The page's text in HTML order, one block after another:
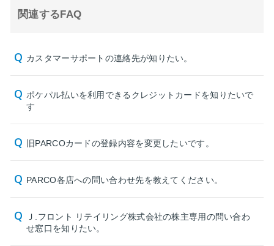
関連するFAQ
カスタマーサポートの連絡先が知りたい。
ポケパル払いを利用できるクレジットカードを知りたいで
す
旧PARCOカードの登録内容を変更したいです。
PARCO各店への問い合わせ先を教えてください。
Ｊ.フロント リテイリング株式会社の株主専用の問い合わ
せ窓口を知りたい。